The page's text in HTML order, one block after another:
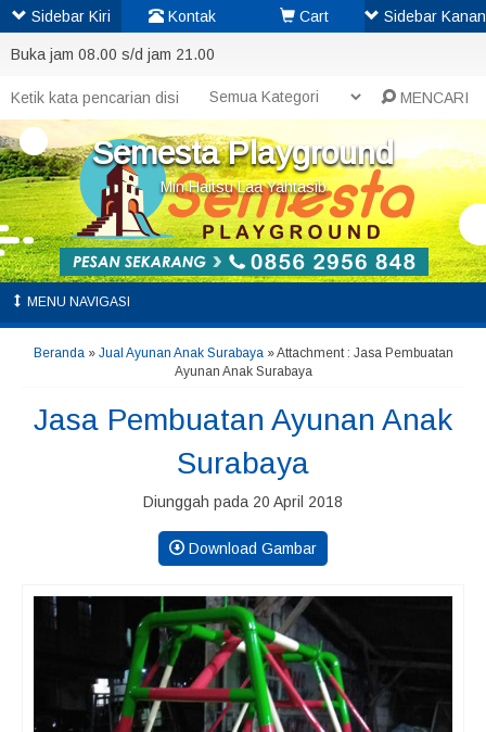
Buka jam 08.00 s/d jam 21.00
MENCARI
Semesta Playground
Min Haitsu Laa Yahtasib
MENU NAVIGASI
Beranda» Jual Ayunan Anak Surabaya» Attachment : Jasa Pembuatan
Ayunan Anak Surabaya
Jasa Pembuatan Ayunan Anak
Surabaya
Diunggah pada 20 April 2018
Download Gambar
Sidebar Kiri Kontak Cart Sidebar Kanan